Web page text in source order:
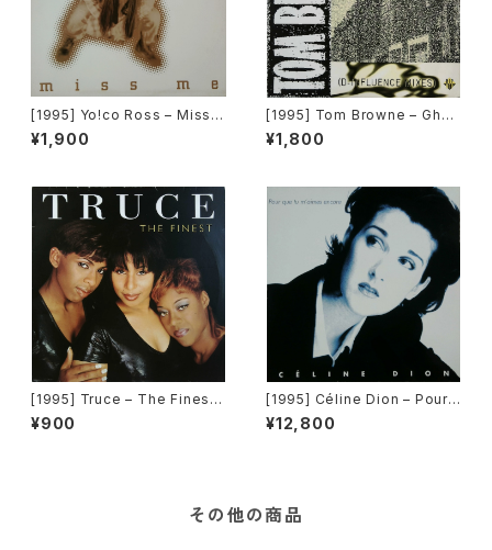
[1995] Yo!co Ross – Miss
Me [Columbia]
¥1,900
[1995] Tom Browne – Ghett
o Horn [Hip Bop Records]
¥1,800
[1995] Truce – The Finest
[Big Life]
¥900
[1995] Céline Dion – Pour
Que Tu M'Aimes Encore [C
olumbia]
¥12,800
その他の商品